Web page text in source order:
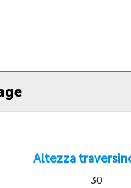
Altezza
30